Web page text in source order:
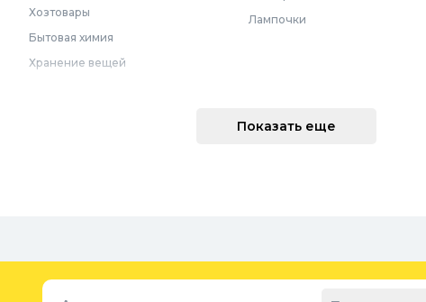
Хозтовары
Бытовая химия
Хранение вещей
Придверные коврики
Лампочки
Показать еще